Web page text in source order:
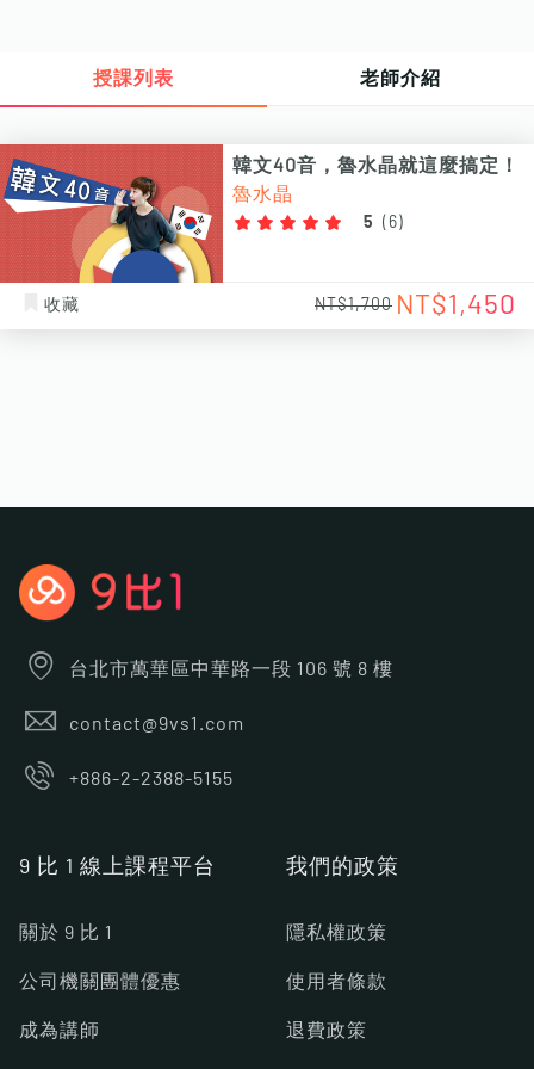
授課列表 老師介紹
韓文40音，魯水晶就這麼搞定！
魯水晶
5 ( 6 )
收藏 NT$1,700 NT$1,450
台北市萬華區中華路一段 106 號 8 樓
contact@9vs1.com
+886-2-2388-5155
9 比 1 線上課程平台
關於 9 比 1
公司機關團體優惠
成為講師
我們的政策
隱私權政策
使用者條款
退費政策